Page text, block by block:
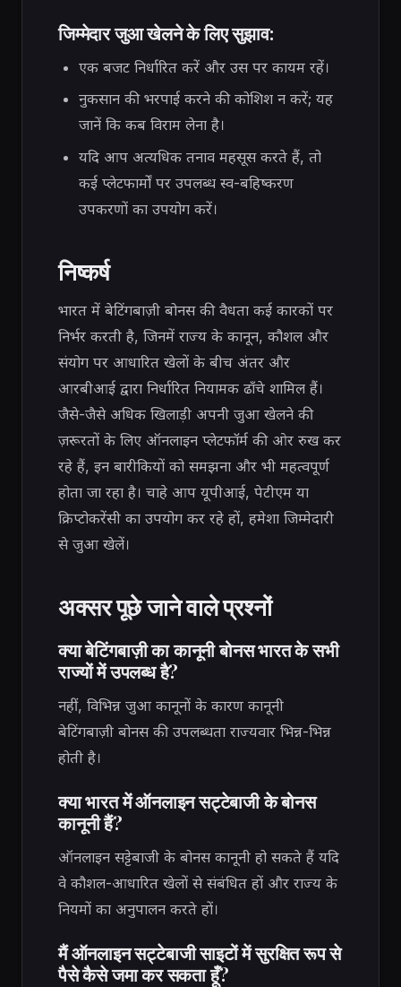
जिम्मेदार जुआ खेलने के लिए सुझाव:
एक बजट निर्धारित करें और उस पर कायम रहें।
नुकसान की भरपाई करने की कोशिश न करें; यह
जानें कि कब विराम लेना है।
यदि आप अत्यधिक तनाव महसूस करते हैं, तो
कई प्लेटफार्मों पर उपलब्ध स्व-बहिष्करण
उपकरणों का उपयोग करें।
निष्कर्ष
भारत में बेटिंगबाज़ी बोनस की वैधता कई कारकों पर
निर्भर करती है, जिनमें राज्य के कानून, कौशल और
संयोग पर आधारित खेलों के बीच अंतर और
आरबीआई द्वारा निर्धारित नियामक ढाँचे शामिल हैं।
जैसे-जैसे अधिक खिलाड़ी अपनी जुआ खेलने की
ज़रूरतों के लिए ऑनलाइन प्लेटफॉर्म की ओर रुख कर
रहे हैं, इन बारीकियों को समझना और भी महत्वपूर्ण
होता जा रहा है। चाहे आप यूपीआई, पेटीएम या
क्रिप्टोकरेंसी का उपयोग कर रहे हों, हमेशा जिम्मेदारी
से जुआ खेलें।
अक्सर पूछे जाने वाले प्रश्नों
क्या बेटिंगबाज़ी का कानूनी बोनस भारत के सभी
राज्यों में उपलब्ध है?
नहीं, विभिन्न जुआ कानूनों के कारण कानूनी
बेटिंगबाज़ी बोनस की उपलब्धता राज्यवार भिन्न-भिन्न
होती है।
क्या भारत में ऑनलाइन सट्टेबाजी के बोनस
कानूनी हैं?
ऑनलाइन सट्टेबाजी के बोनस कानूनी हो सकते हैं यदि
वे कौशल-आधारित खेलों से संबंधित हों और राज्य के
नियमों का अनुपालन करते हों।
मैं ऑनलाइन सट्टेबाजी साइटों में सुरक्षित रूप से
पैसे कैसे जमा कर सकता हूँ?